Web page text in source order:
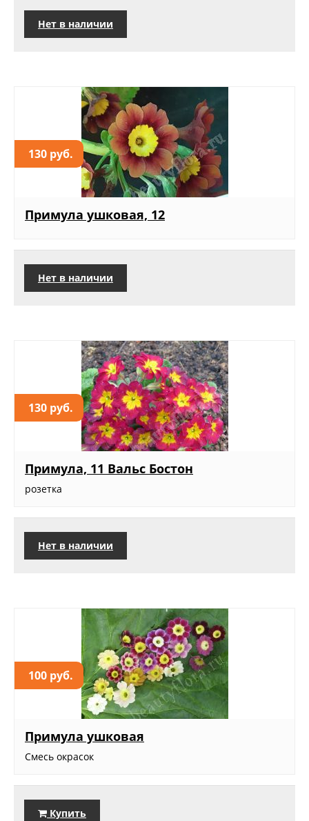
Нет в наличии
130 руб.
Примула ушковая, 12
Нет в наличии
130 руб.
Примула, 11 Вальс Бостон
розетка
Нет в наличии
100 руб.
Примула ушковая
Смесь окрасок
Купить